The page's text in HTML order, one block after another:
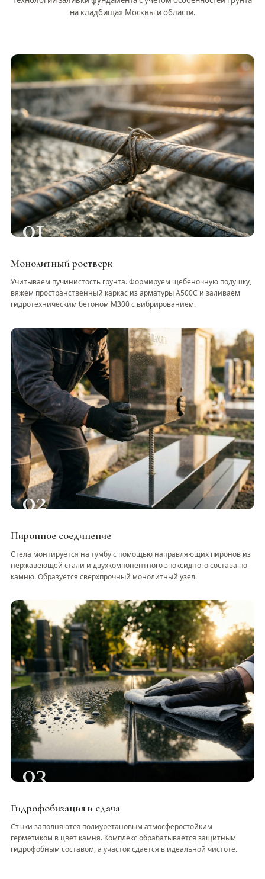
на кладбищах Москвы и области.
01
Монолитный ростверк
Учитываем пучинистость грунта. Формируем щебеночную подушку,
вяжем пространственный каркас из арматуры А500С и заливаем
гидротехническим бетоном М300 с вибрированием.
02
Пиронное соединение
Стела монтируется на тумбу с помощью направляющих пиронов из
нержавеющей стали и двухкомпонентного эпоксидного состава по
камню. Образуется сверхпрочный монолитный узел.
03
Гидрофобизация и сдача
Стыки заполняются полиуретановым атмосферостойким
герметиком в цвет камня. Комплекс обрабатывается защитным
гидрофобным составом, а участок сдается в идеальной чистоте.